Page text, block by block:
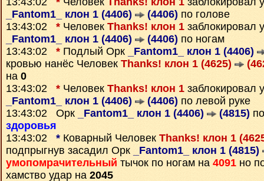
_Fantom1_ клон 1 (4406)
(4406) по голове
13:43:02 * Человек Thanks! клон 1 заблокировал
_Fantom1_ клон 1 (4406)
(4406) по ногам
13:43:02 * Подлый Орк
_Fantom1_ клон 1 (4406)
кровью нанёс Человек Thanks! клон 1 (4625)
на 0
13:43:02 * Человек Thanks! клон 1 заблокировал
_Fantom1_ клон 1 (4406)
(4406) по левой руке
13:43:02 Орк
_Fantom1_ клон 1 (4406) (4815)
здоровья
13:43:02 * Коварный Человек Thanks! клон 1
подпрыгнув засадил Орк
_Fantom1_ клон 1 (4815)
умопомрачительный тычок по ногам на 4091 но
хамство удар на 2045